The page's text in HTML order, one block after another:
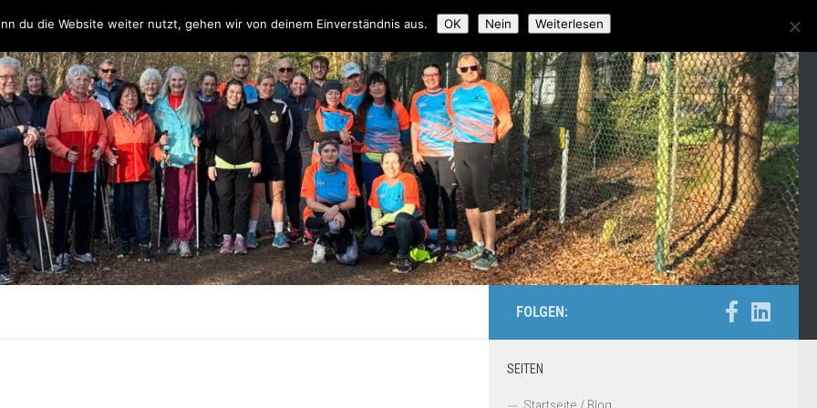
uns Unsere Partner & Sponsoren Unser Team & Kontakt
FOLGEN:
SEITEN
du die Website weiter nutzt, gehen wir von deinem Einverständnis aus. OK Nein Weiterlesen